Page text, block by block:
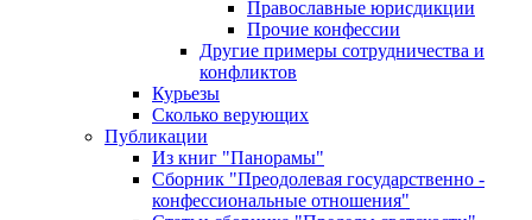
Православные юрисдикции
Прочие конфессии
Другие примеры сотрудничества и
конфликтов
Курьезы
Сколько верующих
Публикации
Из книг "Панорамы"
Сборник "Преодолевая государственно -
конфессиональные отношения"